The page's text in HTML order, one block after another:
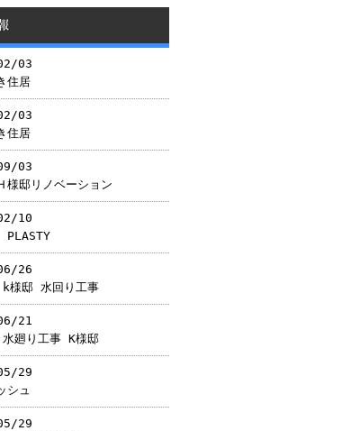
03
住居
03
住居
03
邸リノベーション
10
26
様邸 水回り工事
21
廻り工事 K様邸
29
シュ
29